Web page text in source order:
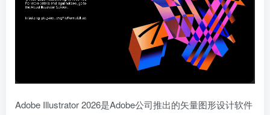
Adobe Illustrator 2026是Adobe公司推出的矢量图形设计软件